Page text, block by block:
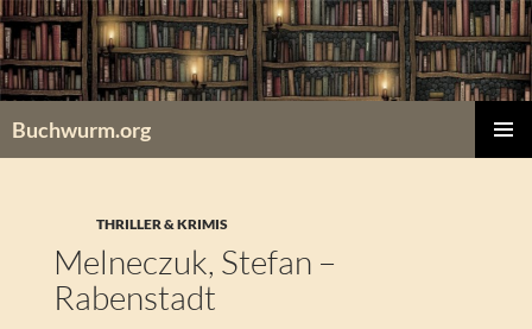
Zum
Inhalt
springen
Buchwurm.org
THRILLER & KRIMIS
Melneczuk, Stefan –
Rabenstadt